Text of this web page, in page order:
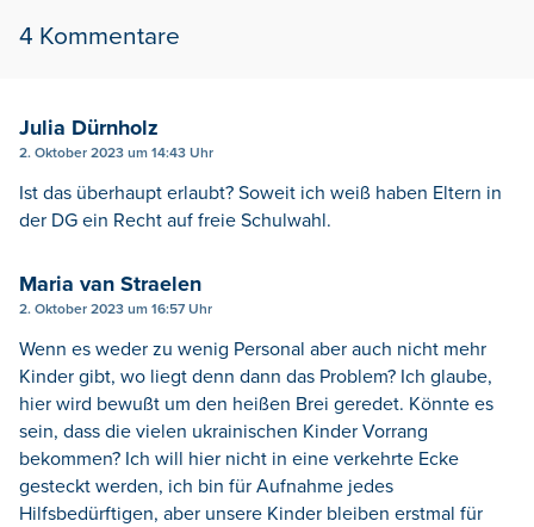
4 Kommentare
Julia Dürnholz
2. Oktober 2023 um 14:43 Uhr
Ist das überhaupt erlaubt? Soweit ich weiß haben Eltern in
der DG ein Recht auf freie Schulwahl.
Maria van Straelen
2. Oktober 2023 um 16:57 Uhr
Wenn es weder zu wenig Personal aber auch nicht mehr
Kinder gibt, wo liegt denn dann das Problem? Ich glaube,
hier wird bewußt um den heißen Brei geredet. Könnte es
sein, dass die vielen ukrainischen Kinder Vorrang
bekommen? Ich will hier nicht in eine verkehrte Ecke
gesteckt werden, ich bin für Aufnahme jedes
Hilfsbedürftigen, aber unsere Kinder bleiben erstmal für